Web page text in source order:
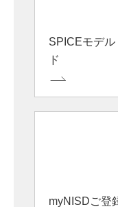
SPICEモデ
ド
myNISDご登